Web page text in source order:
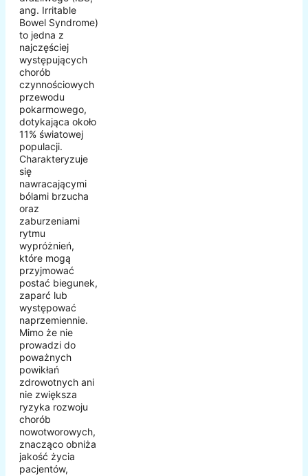
ang. Irritable
Bowel Syndrome)
to jedna z
najczęściej
występujących
chorób
czynnościowych
przewodu
pokarmowego,
dotykająca około
11% światowej
populacji.
Charakteryzuje
się
nawracającymi
bólami brzucha
oraz
zaburzeniami
rytmu
wypróżnień,
które mogą
przyjmować
postać biegunek,
zaparć lub
występować
naprzemiennie.
Mimo że nie
prowadzi do
poważnych
powikłań
zdrowotnych ani
nie zwiększa
ryzyka rozwoju
chorób
nowotworowych,
znacząco obniża
jakość życia
pacjentów,